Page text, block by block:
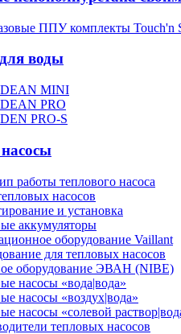
ППУ комплекты Touch'n
воды
MINI
PRO
PRO-S
работы теплового насоса
насосов
и установка
аккумуляторы
оборудование Vaillant
для тепловых насосов
оборудование ЭВАН (NIBE)
насосы «вода|вода»
насосы «воздух|вода»
насосы «солевой
тепловых насосов